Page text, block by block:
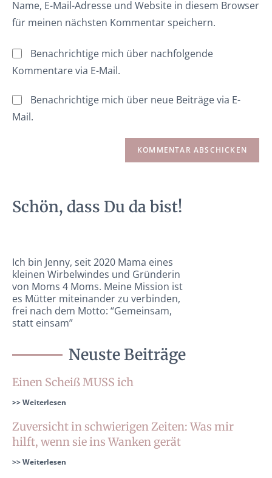
Name, E-Mail-Adresse und Website in diesem Browser
für meinen nächsten Kommentar speichern.
Benachrichtige mich über nachfolgende
Kommentare via E-Mail.
Benachrichtige mich über neue Beiträge via E-
Mail.
Schön, dass Du da bist!
Ich bin Jenny, seit 2020 Mama eines
kleinen Wirbelwindes und Gründerin
von Moms 4 Moms. Meine Mission ist
es Mütter miteinander zu verbinden,
frei nach dem Motto: “Gemeinsam,
statt einsam”
Neuste Beiträge
Einen Scheiß MUSS ich
>> Weiterlesen
Zuversicht in schwierigen Zeiten: Was mir
hilft, wenn sie ins Wanken gerät
>> Weiterlesen